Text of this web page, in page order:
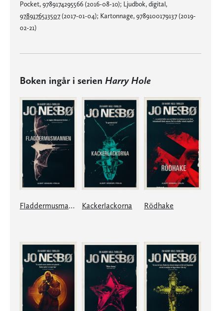
Pocket, 9789174295566 (2016-08-10); Ljudbok, digital,
9789176513507(2017-01-04); Kartonnage, 9789100179137 (2019-
02-21)
Boken ingår i serien Harry Hole
Fladdermusmannen Kackerlackorna Rödhake